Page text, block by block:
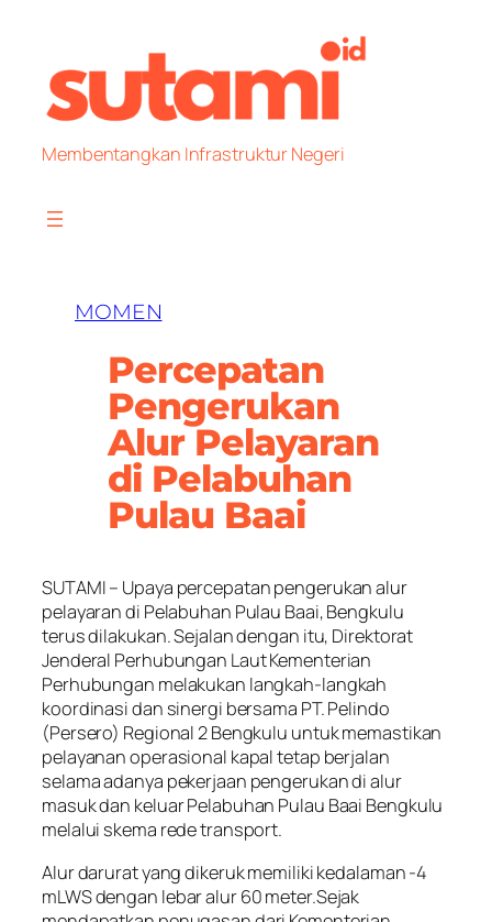
content
Membentangkan Infrastruktur Negeri
MOMEN
Percepatan
Pengerukan
Alur Pelayaran
di Pelabuhan
Pulau Baai
SUTAMI – Upaya percepatan pengerukan alur
pelayaran di Pelabuhan Pulau Baai, Bengkulu
terus dilakukan. Sejalan dengan itu, Direktorat
Jenderal Perhubungan Laut Kementerian
Perhubungan melakukan langkah-langkah
koordinasi dan sinergi bersama PT. Pelindo
(Persero) Regional 2 Bengkulu untuk memastikan
pelayanan operasional kapal tetap berjalan
selama adanya pekerjaan pengerukan di alur
masuk dan keluar Pelabuhan Pulau Baai Bengkulu
melalui skema rede transport.
Alur darurat yang dikeruk memiliki kedalaman -4
mLWS dengan lebar alur 60 meter.Sejak